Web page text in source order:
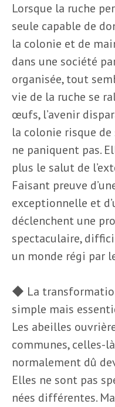
Lorsque la ruche
seule capable de
la colonie et de
dans une société
organisée, tout
vie de la ruche se
œufs, l’avenir
la colonie risque de
ne paniquent pas.
plus le salut de
Faisant preuve
exceptionnelle et
déclenchent une
spectaculaire,
un monde régi par
◆ La
simple mais
Les abeilles
communes, celles-
normalement dû
Elles ne sont pas
nées différentes.